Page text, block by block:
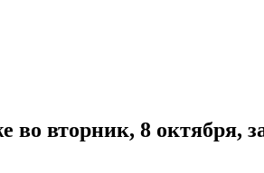
вторник, 8 октября,